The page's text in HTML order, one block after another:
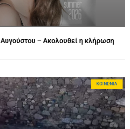
Αυγούστου – Ακολουθεί η κλήρωση
ΚΟΙΝΩΝΊΑ